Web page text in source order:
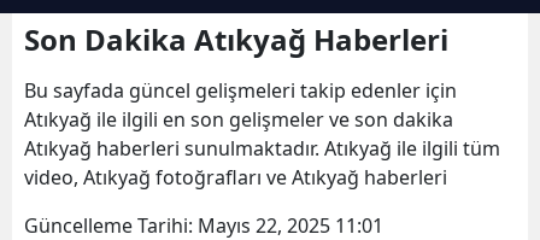
Son Dakika Atıkyağ Haberleri
Bu sayfada güncel gelişmeleri takip edenler için
Atıkyağ ile ilgili en son gelişmeler ve son dakika
Atıkyağ haberleri sunulmaktadır. Atıkyağ ile ilgili tüm
video, Atıkyağ fotoğrafları ve Atıkyağ haberleri
Güncelleme Tarihi: Mayıs 22, 2025 11:01